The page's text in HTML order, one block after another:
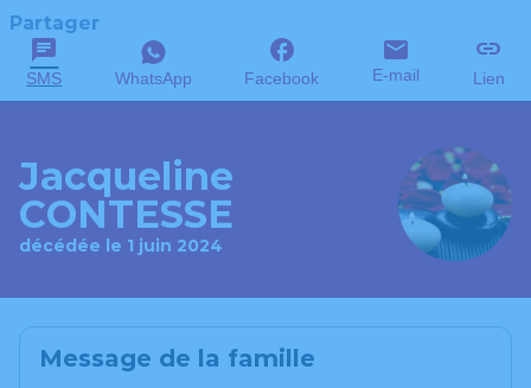
Partager
SMS WhatsApp Facebook E-mail Lien
Jacqueline
CONTESSE
décédée le 1 juin 2024
Message de la famille